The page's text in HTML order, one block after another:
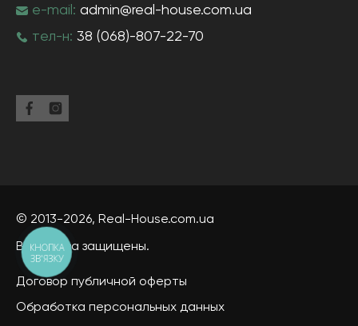
e-mail: admin@real-house.com.ua
тел-н: 38 (068)-807-22-70
© 2013-2026, Real-House.com.ua
Все права защищены.
Договор публичной оферты
Обработка персональных данных
КНОПКА
ЗВ'ЯЗКУ